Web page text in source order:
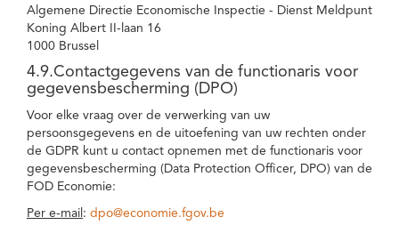
Algemene Directie Economische Inspectie - Dienst Meldpunt
Koning Albert II-laan 16
1000 Brussel
4.9.Contactgegevens van de functionaris voor
gegevensbescherming (DPO)
Voor elke vraag over de verwerking van uw
persoonsgegevens en de uitoefening van uw rechten onder
de GDPR kunt u contact opnemen met de functionaris voor
gegevensbescherming (Data Protection Officer, DPO) van de
FOD Economie:
Per e-mail : dpo@economie.fgov.be